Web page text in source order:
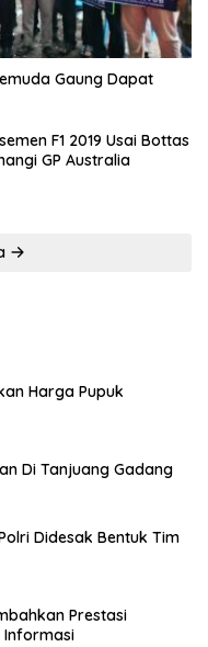
Gaung Dapat
F1 2019 Usai Bottas
GP Australia
Harga Pupuk
Di Tanjuang Gadang
Didesak Bentuk Tim
Prestasi
Informasi